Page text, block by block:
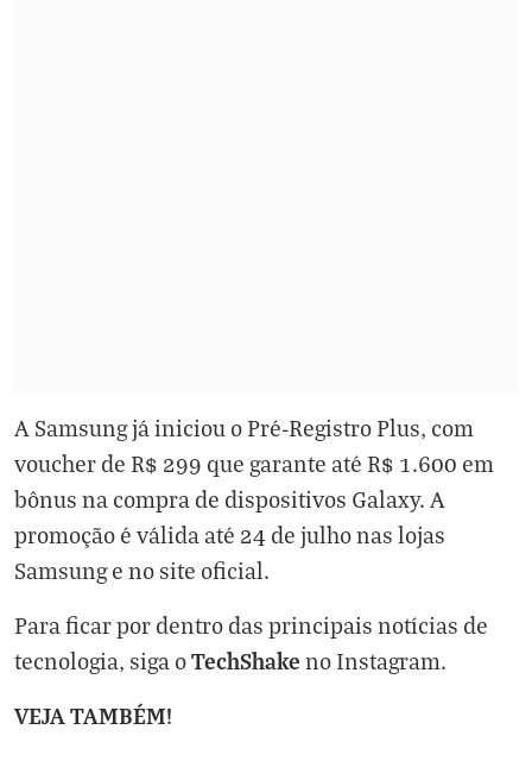
A Samsung já iniciou o Pré-Registro Plus, com
voucher de R$ 299 que garante até R$ 1.600 em
bônus na compra de dispositivos Galaxy. A
promoção é válida até 24 de julho nas lojas
Samsung e no site oficial.
Para ficar por dentro das principais notícias de
tecnologia, siga oTechShake no Instagram.
VEJA TAMBÉM!